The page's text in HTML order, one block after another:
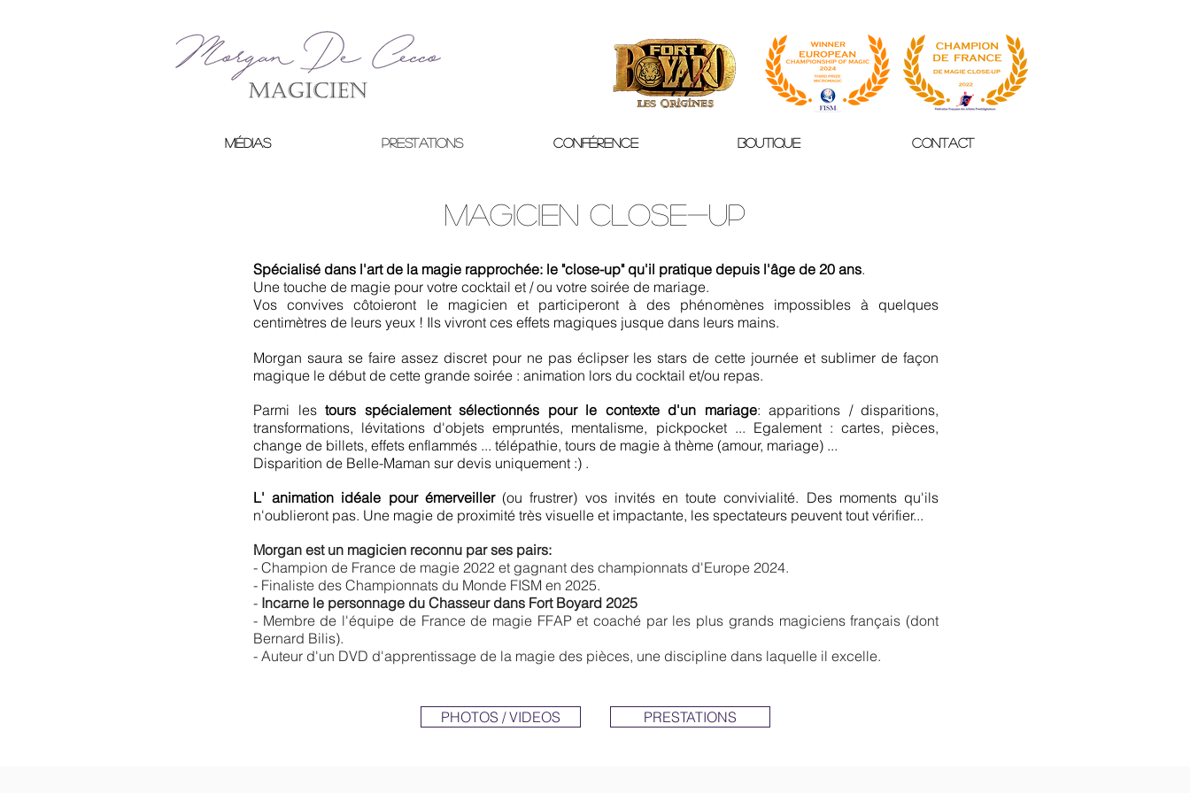
médias Prestations Conférence Boutique Contact
Magicien close-up
Spécialisé dans l'art de la magie rapprochée: le "close-up" qu'il pratique depuis l'âge de 20 ans.
Une touche de magie pour votre cocktail et / ou votre soirée de mariage.
Vos convives côtoieront le magicien et participeront à des phénomènes impossibles à quelques
centimètres de leurs yeux ! Ils vivront ces effets magiques jusque dans leurs mains.
Morgan saura se faire assez discret pour ne pas éclipser les stars de cette journée et sublimer de façon
magique le début de cette grande soirée : animation lors du cocktail et/ou repas.
Parmi les tours spécialement sélectionnés pour le contexte d'un mariage: apparitions / disparitions,
transformations, lévitations d'objets empruntés, mentalisme, pickpocket ... Egalement : cartes, pièces,
change de billets, effets enflammés ... télépathie, tours de magie à thème (amour, mariage) ...
Disparition de Belle-Maman sur devis uniquement :) .
L' animation idéale pour émerveiller(ou frustrer) vos invités en toute convivialité. Des moments qu'ils
n'oublieront pas. Une magie de proximité très visuelle et impactante, les spectateurs peuvent tout vérifier...
Morgan est un magicien reconnu par ses pairs:
- Champion de France de magie 2022 et gagnant des championnats d'Europe 2024.
- Finaliste des Championnats du Monde FISM en 2025.
- Incarne le personnage du Chasseur dans Fort Boyard 2025
- Membre de l'équipe de France de magie FFAP et coaché par les plus grands magiciens français (dont
Bernard Bilis).
- Auteur d'un DVD d'apprentissage de la magie des pièces, une discipline dans laquelle il excelle.
PHOTOS / VIDEOS PRESTATIONS